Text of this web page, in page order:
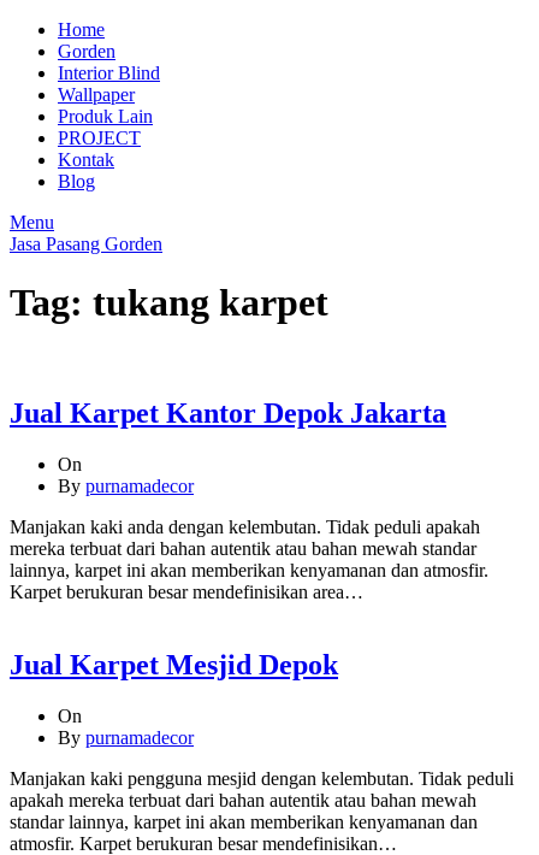
Home
Gorden
Interior Blind
Wallpaper
Produk Lain
PROJECT
Kontak
Blog
Menu
Jasa Pasang Gorden
Tag: tukang karpet
Jual Karpet Kantor Depok Jakarta
On
By purnamadecor
Manjakan kaki anda dengan kelembutan. Tidak peduli apakah
mereka terbuat dari bahan autentik atau bahan mewah standar
lainnya, karpet ini akan memberikan kenyamanan dan atmosfir.
Karpet berukuran besar mendefinisikan area…
Jual Karpet Mesjid Depok
On
By purnamadecor
Manjakan kaki pengguna mesjid dengan kelembutan. Tidak peduli
apakah mereka terbuat dari bahan autentik atau bahan mewah
standar lainnya, karpet ini akan memberikan kenyamanan dan
atmosfir. Karpet berukuran besar mendefinisikan…